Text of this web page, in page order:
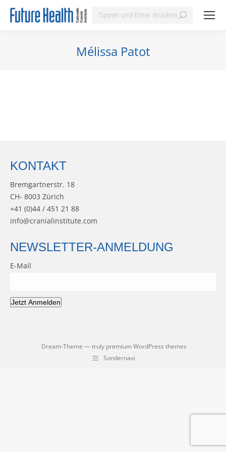
Search:
Mélissa Patot
KONTAKT
Bremgartnerstr. 18
CH- 8003 Zürich
+41 (0)44 / 451 21 88
info@cranialinstitute.com
NEWSLETTER-ANMELDUNG
E-Mail
Jetzt Anmelden
Dream-Theme — truly premium WordPress themes
Sondernavi